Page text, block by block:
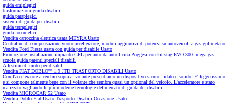
guida emiplegici
trasformazioni guida disabili
guida paraplegici
sistemi di guida per disabili
guida tetraplegici
guida focomelici
Vendita carrozzina elettrica usata MEYRA Usato
Centraline di compensazione vuoto accelleratore, moduli aggiuntivi di potenza su autoveicoli a gas gpl metano
Vendita Ford Fiesta usata con guida per disabile Usato
Promozione installazione impianto GPL per auto da autofficina Poggesi con kit stag EVO 300 imega gas
scuola guida patenti speciali disabili
Allestimenti moto per disabili
Vendita FIAT DOBLO'''' 1.9 JTD TRASPORTO DISABILI Usato
Con l'acceleratore a cerchio sopra al volante presentiamo un dispositivo sicuro, fidato e solido. E' leggerissimo
e si compone talmente bene con il volante che sembra quasi un optional del veicolo. L'acceleratore è stato
realizzato vagliando le più moderne tecnologie del mercato di guida dei disabili.
Vendita MICROCAR 52 Usato
Vendita Doblo Fiat Usato Trasporto Disabili Occasione Usato